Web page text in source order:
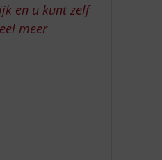
en u kunt zelf
meer